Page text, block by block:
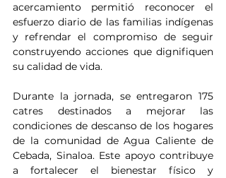
acercamiento permitió reconocer el
esfuerzo diario de las familias indígenas
y refrendar el compromiso de seguir
construyendo acciones que dignifiquen
su calidad de vida.
Durante la jornada, se entregaron 175
catres destinados a mejorar las
condiciones de descanso de los hogares
de la comunidad de Agua Caliente de
Cebada, Sinaloa. Este apoyo contribuye
a fortalecer el bienestar físico y